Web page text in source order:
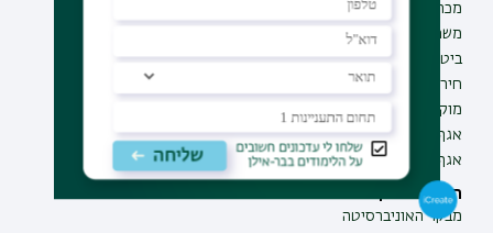
מכרזים
משרות בבר-אילן
ביטחון ובטיחות
חירום ועזרה ראשונה
מוקד בקרה לדיווחים
אגף התקשוב
אגף התפעול
תעודת הוראה
תקנות וביקורת
מבקר האוניברסיטה